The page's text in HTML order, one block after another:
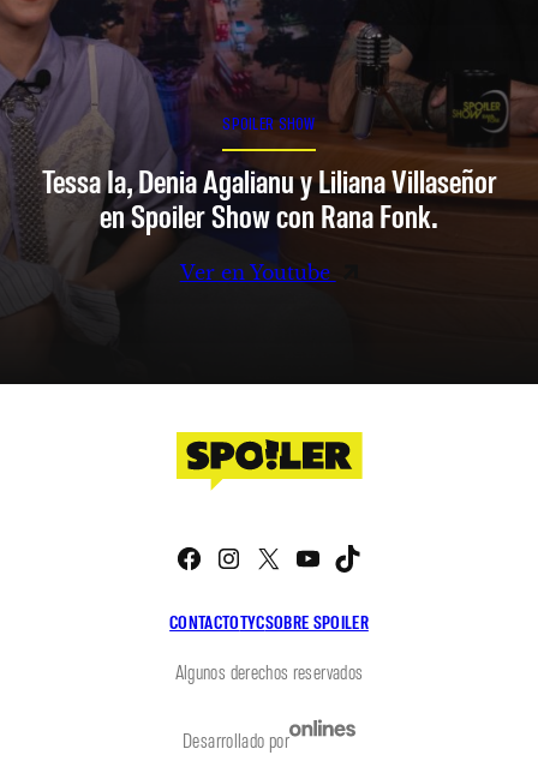
SPOILER SHOW
Tessa Ia, Denia Agalianu y Liliana Villaseñor
en Spoiler Show con Rana Fonk.
Ver en Youtube
CONTACTOTYCSOBRE SPOILER
Facebook
Instagram
X YouTube
Algunos derechos reservados
Desarrollado por